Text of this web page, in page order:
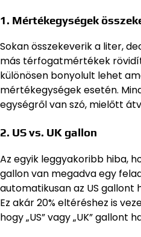
1. Mértékegységek
Sokan összekeverik a liter,
más térfogatmértékek
különösen bonyolult lehet
mértékegységek esetén.
egységről van szó, mielőtt
2. US vs. UK gallon
Az egyik leggyakoribb hiba,
gallon van megadva egy
automatikusan az US gallont
Ez akár 20% eltéréshez is
hogy „US” vagy „UK” gallont